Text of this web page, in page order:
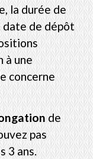
la durée de
date de dépôt
à une
concerne
de
pas
3 ans.